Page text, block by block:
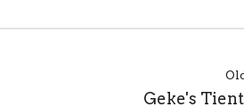
Geke's